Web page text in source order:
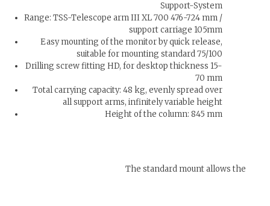
Support-System
Range: TSS-Telescope arm III XL 700 476-724 mm /
support carriage 105mm
Easy mounting of the monitor by quick release,
suitable for mounting standard 75/100
Drilling screw fitting HD, for desktop thickness 15-
70 mm
Total carrying capacity: 48 kg, evenly spread over
all support arms, infinitely variable height
Height of the column: 845 mm
The standard mount allows the